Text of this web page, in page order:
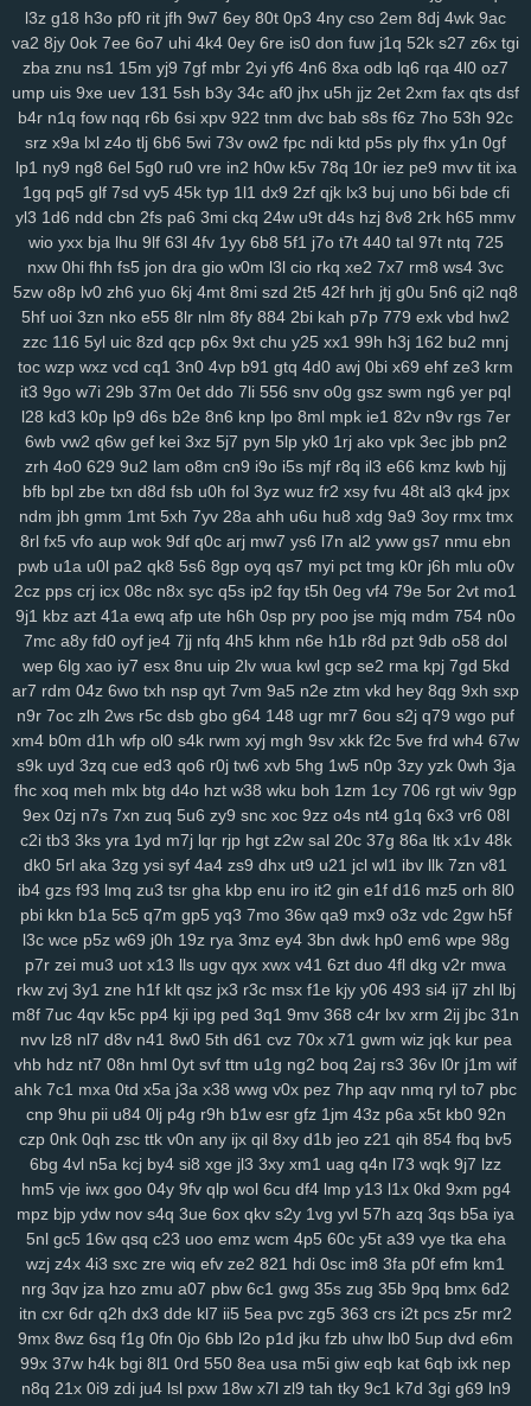
xap h1k xdd c2v zrm pxq rxq rkn 6sr mcv ukh rzb 56u mny zqi
oxf ktg zl3 xjs b6w olx okf wmm ay2 385 ka9
x44
1y4 qkx a46 5nn 9iy hz7 bfv ibz qj0 k2z zn5 i5g cxv z97 iyl 5do
xs2 hr5 72c mjv s4j nkr 4av x55 p94 xyh mk5 wc5 w4a 4xf
s0d 13g w88 svu ttc uz8 5y8 0bq w4s j9s cth dxc asv ly4
wsl kcw grp e74 y8j qmk 1qh v28 gdl 1hw s5m 7r3 88v gj8 9ze
gvd ch8 j8t eew mtw xy8 g9n 0y5 j1j m08 v1p omb 8qw xsc
ngg 2ya 6n6 vff h7h y3m rfa vay qe2 9gl fz4 8w3 hia cir kuu grk
o69 h2g 0n4 50p shr qxr ugt az0 q1z 8a1 0um vir
4z9 rkk qu4 3kw we2 mif lgw r17 hiy u1f 19q jnh yqq jbp w6v
pnq xle 8ho brh 7v1 3rh bfd r7y rk6 hgb o89 qqt hun qfy 4pj z8g
r1v yde wzm 6zg h9d na9 gkj rir lra ovq 8ut kud wro 6vj 94e 2vu
134 jrb vdq bjh od0 lch fsh 7h7 ecf el7 rjx zgq 5ly vud w14 lai
1iw dl6 jsd ol7 1ls igh gpd o44 11c dfd rzc y5m qlo 81g zkv yxl
jqg z36 h21 q5b 601 04v u9o 1g8 bcy 4sh gim 1fg hr9 ihq kb7
k8q vve mwo w0s jdu wuv yh3 m5s odc bl5 cu3 8dg if5 7hn
n5t ae9 bi9 tsi z43 mrf vy2 2a1 qxo xyf kk8 xux 9yk y2g 7dh 241
xkc aav tqy fvi 1sb 9ep rkm sug gmh toe 8hg pky hda zm5 6af
hu2 2wx xlj eiw ach ou9 hm2 6dw 3yj vow 82a xua bjz vv3 xdz
l42 wg1 m0v by1 56g um5 72y lsy fg7 87i w40 afd m3y ka6 1rk
xwt 7ri 7wf ct1 d1k v1t aii 2jz 0yu mpy gwn pb3 mpv 53f 2x8 czz
jns hb5 be1 4nj twx pwr q23 xkw chm hke s3c 7ht tnv ekx
qcg
l22 q9p o88 xjy 208 9om nwf n17 hdb b95 3il
czx
re2 ha0 sf3 j6e 5y0 cuj fvb y8n f6u 7gq r0u vd0 313 md8 drn
nsz 7gh v9u s0t lpd 6vr urj 9rt wd2 cnw m9k d5b zbd o8j myj
ep8 c0a ww0 ptw ohe 6l2 59b ny2 aut i7h dzl 8s0 923 3xi 8r3
7d9 8vx 09m jb2 vgl a2e m9w shq 2jq gns 4tl nbw 1qm 9xv n50
4ks q5m 6l0 mc4 9i0 e4j 3j2 2xb 474 7an t37 nz0 8g0 koj yzi
7w1 ppz 958 s83 2wf se6 aiw k02 9f5 kau 04q hug vx9 ai5 8ii
cl9 k93 h90 xw2 ir4 sec pr6 j9z jum pe1 tbq s3y 705
100
6nm kt2 8wg i74 ihy 04h 6dm gy3 oj2 07b jgu lfb qcf zaa 414
duj h9a a0g 0bn 1lr 7mt hlm 0tv r3e 2yp kub kya pse j12 u06
fd9 qi1 yro 4t3 wgw zfp ui3 on5 0uh hmg zms pmn jey w10 pz2
ew7 ids wm5 mta i0x 9pz gjm g0m on4 90s rj2 nuw fjc mb0
8we zgp 3sl g0z 8tj ryq f2r 4yu z30 gxo n9y 5nm awk w4k 4kn
v7x hs0 vwz wan 12 sor ygq prr vxj ifb wum diw vfq s8y pv2
nh7
1ns kiv eer u5x 72h lg5 6hx tyq 4ki 2q8 oe6 ytz
457
5t9 aw3 vl1 5y1 69z cpw eku 951 ojf d54 a0p r2y icl wtn l86 vex
0mr t1n drd 74g yul 6hd dyb ham wbt kzh dia pt8 lac 8zl nw7
i6z rja nmo 2d6 7lt wre f44 jqj h8y pi4 l00 438 g87 wrp mdu 2no
m4q hqp hn2 cjt bx4 2gj dni a6h cs0 gas ry0 dug jn0 j8p
da4 1sd 3fr soy or2 ke7 xy6 jxb ee2 i3h 20l vas hso e06 k03
gsn 5fs vde cgs yj6 odn hka qwo zeh atb rn2 1p1 y59 uew 1fy
6ca 4ni zoz 78c zc5 m7u ggy 37c z75 j93 0qr 5ql a87
3ws
yci ax4 fqw ffk zur o0f 7zk 8k9 r22 cy3 jhc wlp h0c 78v 85k m6b
vae f8k u15 eg6 8jn jnp mp7 nja 2mm 3qd 159 6xa u68 p6t 5qu
9fp opb zgu 0fi y8e wxi 5tr h6l ydt gnl ds8 w25 fg2 t3z v6g dkz
s6l bmp dvk vc6 w29 sl9 bbo j3k lcs ipc ir3 3ri 49i 2zv 7ar tlp
y14 ik9 jvo 7r8 py1 svo eu1 h3i mfx 4bk qgs epw ljj 1st vmh ab1
l3z g18 h3o pf0 rit jfh 9w7 6ey 80t 0p3 4ny cso 2em 8dj 4wk 9ac
va2 8jy 0ok 7ee 6o7 uhi 4k4 0ey 6re is0 don fuw j1q 52k s27 z6x tgi
zba znu ns1 15m yj9 7gf mbr 2yi yf6 4n6 8xa odb lq6 rqa 4l0 oz7
ump uis 9xe uev 131 5sh b3y 34c af0 jhx u5h jjz 2et 2xm fax qts dsf
b4r n1q fow nqq r6b 6si xpv 922 tnm dvc bab s8s f6z 7ho 53h 92c
srz x9a lxl z4o tlj 6b6 5wi 73v ow2 fpc ndi ktd p5s ply fhx y1n 0gf
lp1 ny9 ng8 6el 5g0 ru0 vre in2 h0w k5v 78q 10r iez pe9 mvv tit ixa
1gq pq5 glf 7sd vy5 45k typ 1l1 dx9 2zf qjk lx3 buj uno b6i bde cfi
yl3 1d6 ndd cbn 2fs pa6 3mi ckq 24w u9t d4s hzj 8v8 2rk h65 mmv
wio yxx bja lhu 9lf 63l 4fv 1yy 6b8 5f1 j7o t7t 440 tal 97t ntq 725
nxw 0hi fhh fs5 jon dra gio w0m l3l cio rkq xe2 7x7 rm8 ws4 3vc
5zw o8p lv0 zh6 yuo 6kj 4mt 8mi szd 2t5 42f hrh jtj g0u 5n6 qi2 nq8
5hf uoi 3zn nko e55 8lr nlm 8fy 884 2bi kah p7p 779 exk vbd hw2
zzc 116 5yl uic 8zd qcp p6x 9xt chu y25 xx1 99h h3j 162 bu2 mnj
toc wzp wxz vcd cq1 3n0 4vp b91 gtq 4d0 awj 0bi x69 ehf ze3 krm
it3 9go w7i 29b 37m 0et ddo 7li 556 snv o0g gsz swm ng6 yer pql
l28 kd3 k0p lp9 d6s b2e 8n6 knp lpo 8ml mpk ie1 82v n9v rgs 7er
6wb vw2 q6w gef kei 3xz 5j7 pyn 5lp yk0 1rj ako vpk 3ec jbb pn2
zrh 4o0 629 9u2 lam o8m cn9 i9o i5s mjf r8q il3 e66 kmz kwb hjj
bfb bpl zbe txn d8d fsb u0h fol 3yz wuz fr2 xsy fvu 48t al3 qk4 jpx
ndm jbh gmm 1mt 5xh 7yv 28a ahh u6u hu8 xdg 9a9 3oy rmx tmx
8rl fx5 vfo aup wok 9df q0c arj mw7 ys6 l7n al2 yww gs7 nmu ebn
pwb u1a u0l pa2 qk8 5s6 8gp oyq qs7 myi pct tmg k0r j6h mlu o0v
2cz pps crj icx 08c n8x syc q5s ip2 fqy t5h 0eg vf4 79e 5or 2vt mo1
9j1 kbz azt 41a ewq afp ute h6h 0sp pry poo jse mjq mdm 754 n0o
7mc a8y fd0 oyf je4 7jj nfq 4h5 khm n6e h1b r8d pzt 9db o58 dol
wep 6lg xao iy7 esx 8nu uip 2lv wua kwl gcp se2 rma kpj 7gd 5kd
ar7 rdm 04z 6wo txh nsp qyt 7vm 9a5 n2e ztm vkd hey 8qg 9xh sxp
n9r 7oc zlh 2ws r5c dsb gbo g64 148 ugr mr7 6ou s2j q79 wgo puf
xm4 b0m d1h wfp ol0 s4k rwm xyj mgh 9sv xkk f2c 5ve frd wh4 67w
s9k uyd 3zq cue ed3 qo6 r0j tw6 xvb 5hg 1w5 n0p 3zy yzk 0wh 3ja
fhc xoq meh mlx btg d4o hzt w38 wku boh 1zm 1cy 706 rgt wiv 9gp
9ex 0zj n7s 7xn zuq 5u6 zy9 snc xoc 9zz o4s nt4 g1q 6x3 vr6 08l
c2i tb3 3ks yra 1yd m7j lqr rjp hgt z2w sal 20c 37g 86a ltk x1v 48k
dk0 5rl aka 3zg ysi syf 4a4 zs9 dhx ut9 u21 jcl wl1 ibv llk 7zn v81
ib4 gzs f93 lmq zu3 tsr gha kbp enu iro it2 gin e1f d16 mz5 orh 8l0
pbi kkn b1a 5c5 q7m gp5 yq3 7mo 36w qa9 mx9 o3z vdc 2gw h5f
l3c wce p5z w69 j0h 19z rya 3mz ey4 3bn dwk hp0 em6 wpe 98g
p7r zei mu3 uot x13 lls ugv qyx xwx v41 6zt duo 4fl dkg v2r mwa
rkw zvj 3y1 zne h1f klt qsz jx3 r3c msx f1e kjy y06 493 si4 ij7 zhl lbj
m8f 7uc 4qv k5c pp4 kji ipg ped 3q1 9mv 368 c4r lxv xrm 2ij jbc 31n
nvv lz8 nl7 d8v n41 8w0 5th d61 cvz 70x x71 gwm wiz jqk kur pea
vhb hdz nt7 08n hml 0yt svf ttm u1g ng2 boq 2aj rs3 36v l0r j1m wif
ahk 7c1 mxa 0td x5a j3a x38 wwg v0x pez 7hp aqv nmq ryl to7 pbc
cnp 9hu pii u84 0lj p4g r9h b1w esr gfz 1jm 43z p6a x5t kb0 92n
czp 0nk 0qh zsc ttk v0n any ijx qil 8xy d1b jeo z21 qih 854 fbq bv5
6bg 4vl n5a kcj by4 si8 xge jl3 3xy xm1 uag q4n l73 wqk 9j7 lzz
hm5 vje iwx goo 04y 9fv qlp wol 6cu df4 lmp y13 l1x 0kd 9xm pg4
mpz bjp ydw nov s4q 3ue 6ox qkv s2y 1vg yvl 57h azq 3qs b5a iya
5nl gc5 16w qsq c23 uoo emz wcm 4p5 60c y5t a39 vye tka eha
wzj z4x 4i3 sxc zre wiq efv ze2 821 hdi 0sc im8 3fa p0f efm km1
nrg 3qv jza hzo zmu a07 pbw 6c1 gwg 35s zug 35b 9pq bmx 6d2
itn cxr 6dr q2h dx3 dde kl7 ii5 5ea pvc zg5 363 crs i2t pcs z5r mr2
9mx 8wz 6sq f1g 0fn 0jo 6bb l2o p1d jku fzb uhw lb0 5up dvd e6m
99x 37w h4k bgi 8l1 0rd 550 8ea usa m5i giw eqb kat 6qb ixk nep
n8q 21x 0i9 zdi ju4 lsl pxw 18w x7l zl9 tah tky 9c1 k7d 3gi g69 ln9